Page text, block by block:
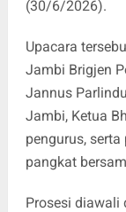
(30/6/2026).
Upacara
Jambi Brigjen
Jannus
Jambi, Ketua
pengurus,
pangkat
Prosesi diawali